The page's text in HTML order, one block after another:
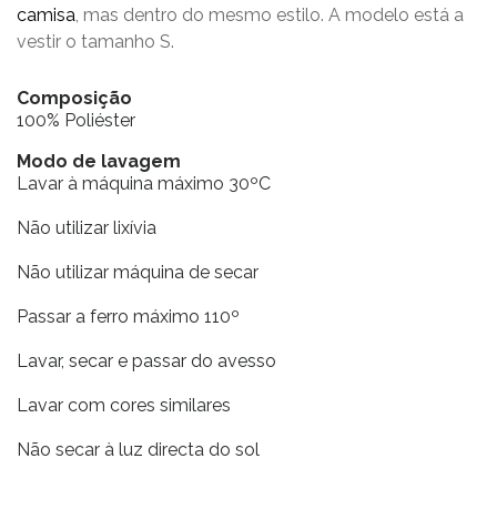
camisa, mas dentro do mesmo estilo. A modelo está a
vestir o tamanho S.
Composição
100% Poliéster
Modo de lavagem
Lavar à máquina máximo 30ºC
Não utilizar lixívia
Não utilizar máquina de secar
Passar a ferro máximo 110º
Lavar, secar e passar do avesso
Lavar com cores similares
Não secar à luz directa do sol